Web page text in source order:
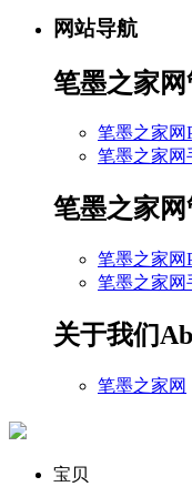
网站导航
笔墨之家
笔墨之家网
笔墨之家网
笔墨之家
笔墨之家网
笔墨之家网
关于我们
笔墨之家网
宝贝